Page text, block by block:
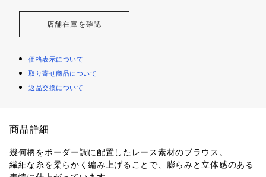
店舗在庫を確認
価格表示について
取り寄せ商品について
返品交換について
商品詳細
幾何柄をボーダー調に配置したレース素材のブラウス。
繊細な糸を柔らかく編み上げることで、膨らみと立体感のある